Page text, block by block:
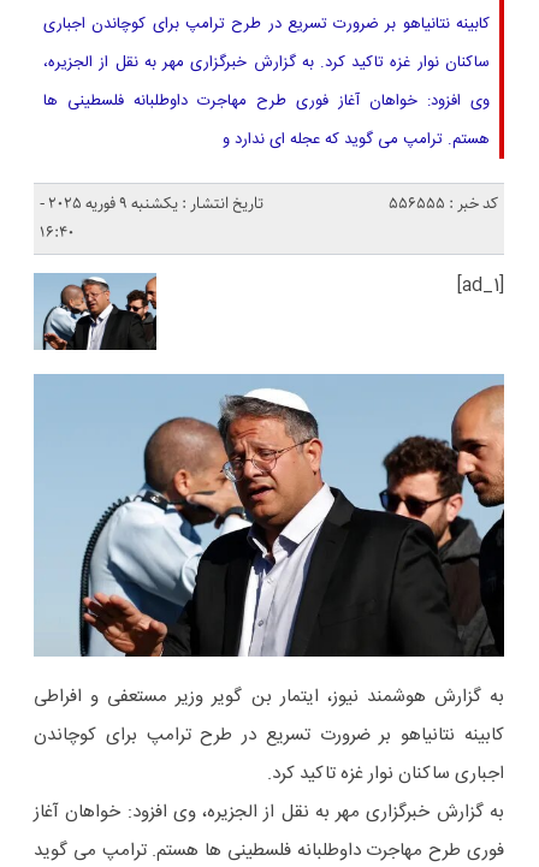
کابینه نتانیاهو بر ضرورت تسریع در طرح ترامپ برای کوچاندن اجباری
ساکنان نوار غزه تاکید کرد. به گزارش خبرگزاری مهر به نقل از الجزیره،
وی افزود: خواهان آغاز فوری طرح مهاجرت داوطلبانه فلسطینی ها
هستم. ترامپ می گوید که عجله ای ندارد و
کد خبر : 556555
تاریخ انتشار : یکشنبه 9 فوریه 2025 -
16:40
[ad_1]
به گزارش هوشمند نیوز، ایتمار بن گویر وزیر مستعفی و افراطی
کابینه نتانیاهو بر ضرورت تسریع در طرح ترامپ برای کوچاندن
اجباری ساکنان نوار غزه تاکید کرد.
به گزارش خبرگزاری مهر به نقل از الجزیره، وی افزود: خواهان آغاز
فوری طرح مهاجرت داوطلبانه فلسطینی ها هستم. ترامپ می گوید